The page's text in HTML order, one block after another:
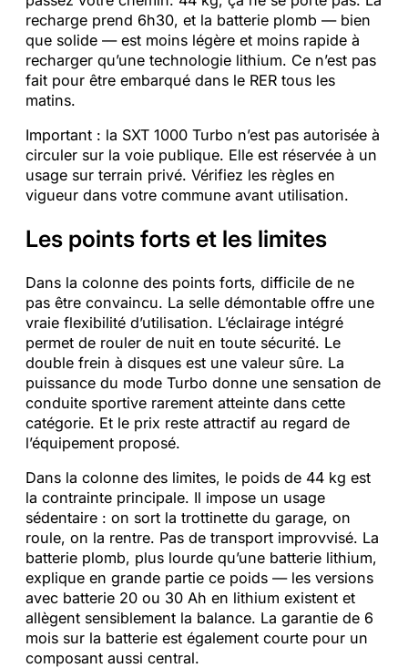
recharge prend 6h30, et la batterie plomb — bien
que solide — est moins légère et moins rapide à
recharger qu’une technologie lithium. Ce n’est pas
fait pour être embarqué dans le RER tous les
matins.
Important : la SXT 1000 Turbo n’est pas autorisée à
circuler sur la voie publique. Elle est réservée à un
usage sur terrain privé. Vérifiez les règles en
vigueur dans votre commune avant utilisation.
Les points forts et les limites
Dans la colonne des points forts, difficile de ne
pas être convaincu. La selle démontable offre une
vraie flexibilité d’utilisation. L’éclairage intégré
permet de rouler de nuit en toute sécurité. Le
double frein à disques est une valeur sûre. La
puissance du mode Turbo donne une sensation de
conduite sportive rarement atteinte dans cette
catégorie. Et le prix reste attractif au regard de
l’équipement proposé.
Dans la colonne des limites, le poids de 44 kg est
la contrainte principale. Il impose un usage
sédentaire : on sort la trottinette du garage, on
roule, on la rentre. Pas de transport improvvisé. La
batterie plomb, plus lourde qu’une batterie lithium,
explique en grande partie ce poids — les versions
avec batterie 20 ou 30 Ah en lithium existent et
allègent sensiblement la balance. La garantie de 6
mois sur la batterie est également courte pour un
composant aussi central.